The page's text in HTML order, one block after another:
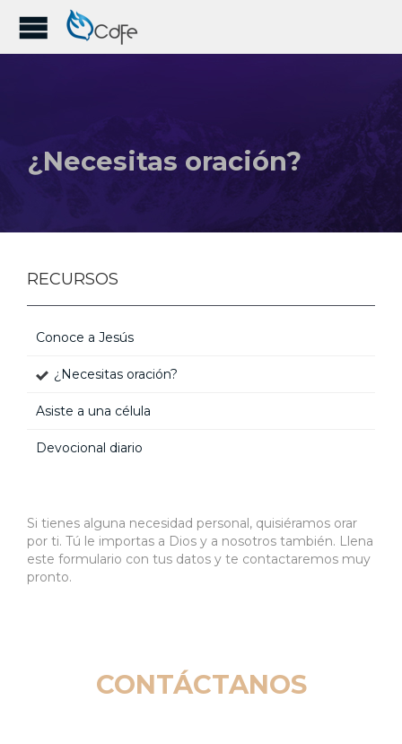
¿Necesitas oración?
RECURSOS
Conoce a Jesús
¿Necesitas oración?
Asiste a una célula
Devocional diario
Si tienes alguna necesidad personal, quisiéramos orar
por ti. Tú le importas a Dios y a nosotros también. Llena
este formulario con tus datos y te contactaremos muy
pronto.
CONTÁCTANOS